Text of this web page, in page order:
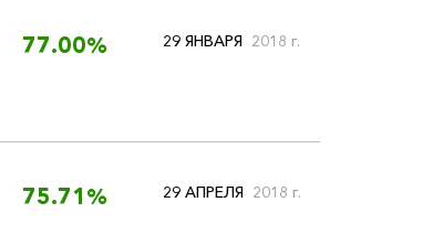
77.00% 29 ЯНВАРЯ 2018 г.
75.71% 29 АПРЕЛЯ 2018 г.